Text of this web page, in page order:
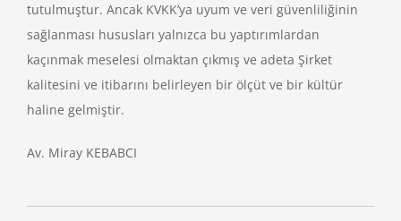
tutulmuştur. Ancak KVKK’ya uyum ve veri güvenliliğinin
sağlanması hususları yalnızca bu yaptırımlardan
kaçınmak meselesi olmaktan çıkmış ve adeta Şirket
kalitesini ve itibarını belirleyen bir ölçüt ve bir kültür
haline gelmiştir.
Av. Miray KEBABCI